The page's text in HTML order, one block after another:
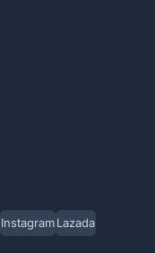
Instagram Lazada